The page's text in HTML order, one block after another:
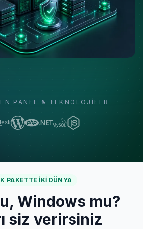
PANEL & TEKNOLOJILER
PAKETTE IKI DÜNYA
Windows mu?
siz verirsiniz